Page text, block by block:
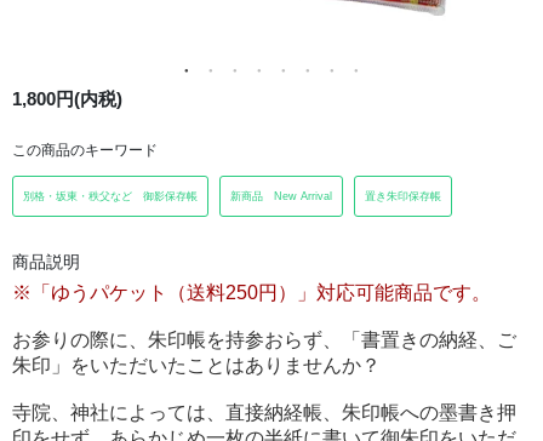
1,800円(内税)
この商品のキーワード
別格・坂東・秩父など 御影保存帳 新商品 New Arrival 置き朱印保存帳
商品説明
※「ゆうパケット（送料250円）」対応可能商品です。
お参りの際に、朱印帳を持参おらず、「書置きの納経、ご
朱印」をいただいたことはありませんか？
寺院、神社によっては、直接納経帳、朱印帳への墨書き押